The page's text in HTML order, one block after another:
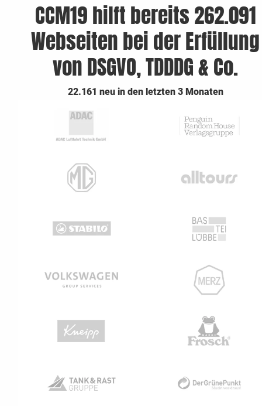
CCM19 hilft bereits 262.091
Webseiten bei der Erfüllung
von DSGVO, TDDDG & Co.
22.161 neu in den letzten 3 Monaten